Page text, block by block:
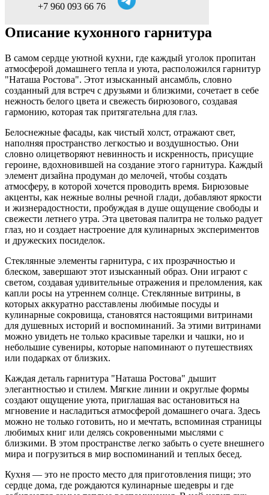
+7 960 093 66 76
Описание кухонного гарнитура
В самом сердце уютной кухни, где каждый уголок пропитан
атмосферой домашнего тепла и уюта, расположился гарнитур
"Наташа Ростова". Этот изысканный ансамбль, словно
созданный для встреч с друзьями и близкими, сочетает в себе
нежность белого цвета и свежесть бирюзового, создавая
гармонию, которая так притягательна для глаз.
Белоснежные фасады, как чистый холст, отражают свет,
наполняя пространство легкостью и воздушностью. Они
словно олицетворяют невинность и искренность, присущие
героине, вдохновившей на создание этого гарнитура. Каждый
элемент дизайна продуман до мелочей, чтобы создать
атмосферу, в которой хочется проводить время. Бирюзовые
акценты, как нежные волны речной глади, добавляют яркости
и жизнерадостности, пробуждая в душе ощущение свободы и
свежести летнего утра. Эта цветовая палитра не только радует
глаз, но и создает настроение для кулинарных экспериментов
и дружеских посиделок.
Стеклянные элементы гарнитура, с их прозрачностью и
блеском, завершают этот изысканный образ. Они играют с
светом, создавая удивительные отражения и преломления, как
капли росы на утреннем солнце. Стеклянные витрины, в
которых аккуратно расставлены любимые посуды и
кулинарные сокровища, становятся настоящими витринами
для душевных историй и воспоминаний. За этими витринами
можно увидеть не только красивые тарелки и чашки, но и
небольшие сувениры, которые напоминают о путешествиях
или подарках от близких.
Каждая деталь гарнитура "Наташа Ростова" дышит
элегантностью и стилем. Мягкие линии и округлые формы
создают ощущение уюта, приглашая вас остановиться на
мгновение и насладиться атмосферой домашнего очага. Здесь
можно не только готовить, но и мечтать, вспоминая страницы
любимых книг или делясь сокровенными мыслями с
близкими. В этом пространстве легко забыть о суете внешнего
мира и погрузиться в мир воспоминаний и теплых бесед.
Кухня — это не просто место для приготовления пищи; это
сердце дома, где рождаются кулинарные шедевры и где